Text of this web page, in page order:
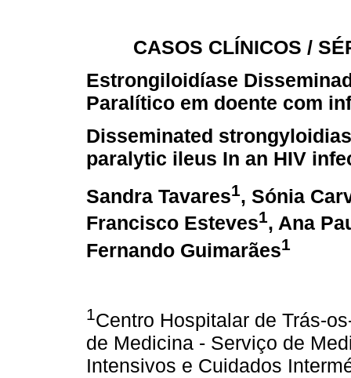
CASOS CLÍNICOS /
Estrongiloidíase
Paralítico em doente com
Disseminated
paralytic ileus In an HIV
Sandra Tavares1, Sónia
Francisco Esteves1, Ana
Fernando Guimarães1
1Centro Hospitalar de Trás-
de Medicina - Serviço de
Intensivos e Cuidados